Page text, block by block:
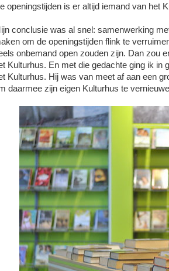
openingstijden is er altijd iemand van het
conclusie was al snel: samenwerking
om de openingstijden flink te
onbemand open zouden zijn. Dan zou
Kulturhus. En met die gedachte ging ik
Kulturhus. Hij was van meet af aan een
daarmee zijn eigen Kulturhus te